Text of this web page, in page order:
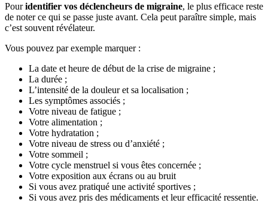
Pouridentifier vos déclencheurs de migraine, le plus efficace reste
de noter ce qui se passe juste avant. Cela peut paraître simple, mais
c’est souvent révélateur.
Vous pouvez par exemple marquer :
La date et heure de début de la crise de migraine ;
La durée ;
L’intensité de la douleur et sa localisation ;
Les symptômes associés ;
Votre niveau de fatigue ;
Votre alimentation ;
Votre hydratation ;
Votre niveau de stress ou d’anxiété ;
Votre sommeil ;
Votre cycle menstruel si vous êtes concernée ;
Votre exposition aux écrans ou au bruit
Si vous avez pratiqué une activité sportives ;
Si vous avez pris des médicaments et leur efficacité ressentie.